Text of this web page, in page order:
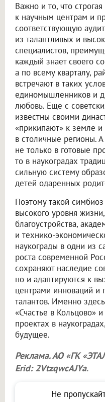
Важно и то, что
к научным центрам и
соответствующую
из талантливых и
специалистов,
каждый знает своего
а по всему кварталу,
встречают в таких
единомышленников и
любовь. Еще с
известны своими
«прикипают» к земле и
в столичные регионы.
не только в готовые
то в наукоградах
сильную систему
детей одаренных
Поэтому такой
высокого уровня
благоустройства,
и технико-
наукограды в одни из
роста современной
сохраняют наследие
но и адаптируются к
центрами инноваций
талантов. Именно
«Счастье в Кольцово»
проектах в
будущее.
Реклама. АО «ГК
Erid: 2VtzqwcAJYa.
Не